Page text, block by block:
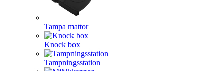
Tampa mattor
Knock box
Tampningsstation